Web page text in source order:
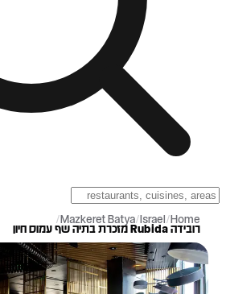
Home
/
Israel
/
Mazkeret Batya
/
רובידה Rubida מזכרת בתיה שף עמוס חיון